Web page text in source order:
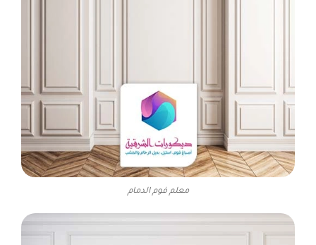
معلم فوم الدمام